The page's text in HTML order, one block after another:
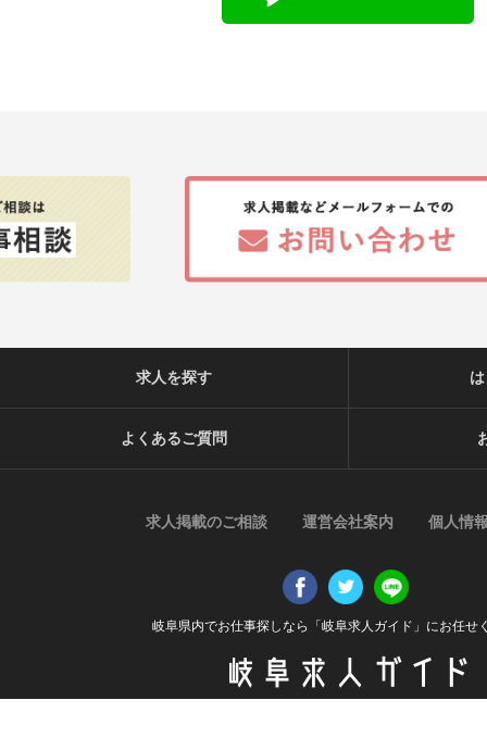
岐阜県内でお仕事探しなら「岐阜求人ガイド」にお任せ
求人を探す
よくあるご質問
求人掲載のご相談 運営会社案内 個人情